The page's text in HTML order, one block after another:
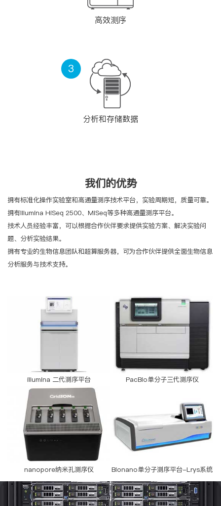
高效测序
3
分析和存储数据
我们的优势
拥有标准化操作实验室和高通量测序技术平台，实验周期短，质量可靠。
拥有Illumina HiSeq 2500、MiSeq等多种高通量测序平台。
技术人员经验丰富，可以根据合作伙伴要求提供实验方案、解决实验问
题、分析实验结果。
拥有专业的生物信息团队和超算服务器，可为合作伙伴提供全面生物信息
分析服务与技术支持。
illumina 二代测序平台 PacBio单分子三代测序仪
nanopore纳米孔测序仪 Bionano单分子测序平台-Lrys系统